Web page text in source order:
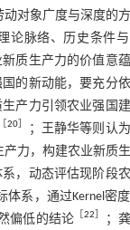
对象广度与深度的
论脉络、历史条件
质生产力的价值意
的新动能，要充分
产力引领农业强国
［20］
；王静华等则认
力，构建农业新质
，动态评估现阶段
系，通过Kernel密
偏低的结论 ［22］
；